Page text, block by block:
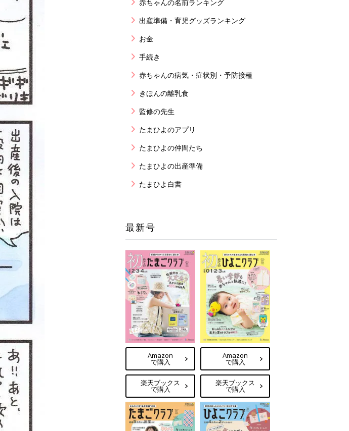
赤ちゃんの名前ランキング
出産準備・育児グッズランキング
お金
手続き
赤ちゃんの病気・症状別・予防接種
きほんの離乳食
監修の先生
たまひよのアプリ
たまひよの仲間たち
たまひよの出産準備
たまひよ白書
最新号
Amazon
で購入
楽天ブックス
で購入
Amazon
で購入
楽天ブックス
で購入